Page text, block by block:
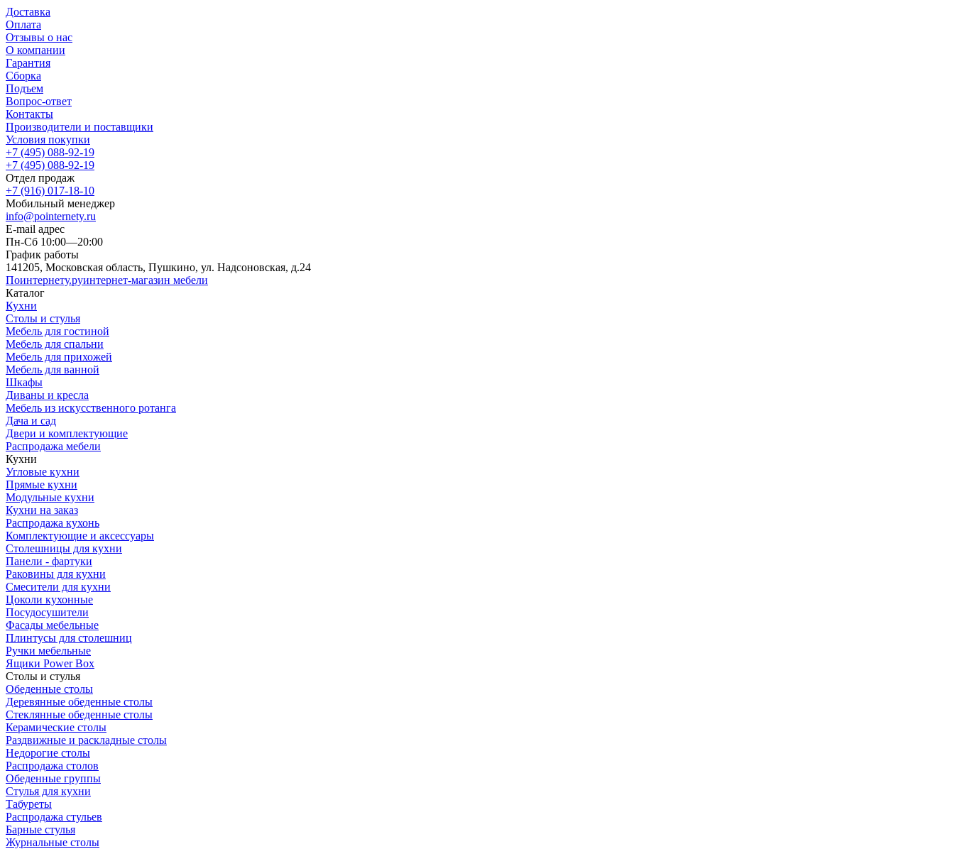
Доставка
Оплата
Отзывы о нас
О компании
Гарантия
Сборка
Подъем
Вопрос-ответ
Контакты
Производители и поставщики
Условия покупки
+7 (495) 088-92-19
+7 (495) 088-92-19
Отдел продаж
+7 (916) 017-18-10
Мобильный менеджер
info@pointernety.ru
E-mail адрес
Пн-Сб 10:00—20:00
График работы
141205, Московская область, Пушкино, ул. Надсоновская, д.24
Поинтернету.руинтернет-магазин мебели
Каталог
Кухни
Столы и стулья
Мебель для гостиной
Мебель для спальни
Мебель для прихожей
Мебель для ванной
Шкафы
Диваны и кресла
Мебель из искусственного ротанга
Дача и сад
Двери и комплектующие
Распродажа мебели
Кухни
Угловые кухни
Прямые кухни
Модульные кухни
Кухни на заказ
Распродажа кухонь
Комплектующие и аксессуары
Столешницы для кухни
Панели - фартуки
Раковины для кухни
Смесители для кухни
Цоколи кухонные
Посудосушители
Фасады мебельные
Плинтусы для столешниц
Ручки мебельные
Ящики Power Box
Столы и стулья
Обеденные столы
Деревянные обеденные столы
Стеклянные обеденные столы
Керамические столы
Раздвижные и раскладные столы
Недорогие столы
Распродажа столов
Обеденные группы
Стулья для кухни
Табуреты
Распродажа стульев
Барные стулья
Журнальные столы